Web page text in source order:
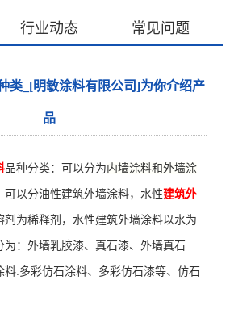
行业动态 常见问题
类_[明敏涂料有限公司]为你介绍产
品
品种分类：可以分为内墙涂料和外墙涂
可以分油性建筑外墙涂料，水性建筑外
剂为稀释剂，水性建筑外墙涂料以水为
： 外墙乳胶漆、 真石漆、 外墙真石
料:多彩仿石涂料、多彩仿石漆等、仿石